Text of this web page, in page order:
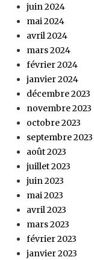
juin 2024
mai 2024
avril 2024
mars 2024
février 2024
janvier 2024
décembre 2023
novembre 2023
octobre 2023
septembre 2023
août 2023
juillet 2023
juin 2023
mai 2023
avril 2023
mars 2023
février 2023
janvier 2023